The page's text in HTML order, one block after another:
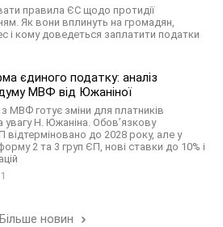
правила ЄС щодо протидії
Як вони вплинуть на громадян,
і кому доведеться заплатити податки
єдиного податку: аналіз
МВФ від Южаніної
готує зміни для платників
увагу Н. Южаніна. Обов’язкову
до 2028 року, але у
2 та 3 груп ЄП, нові ставки до 10% і
1
Більше новин